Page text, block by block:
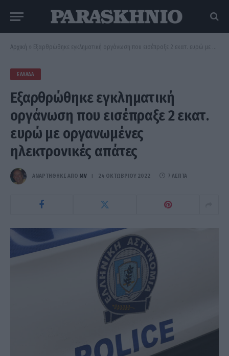
Αρχική » Εξαρθρώθηκε εγκληματική οργάνωση που εισέπραξε 2 εκατ. ευρώ με οργανωμένες ηλεκτρονικές απάτες
ΕΛΛΆΔΑ
Εξαρθρώθηκε εγκληματική
οργάνωση που εισέπραξε 2 εκατ.
ευρώ με οργανωμένες
ηλεκτρονικές απάτες
ΑΝΑΡΤΗΘΗΚΕ ΑΠΟ MV 24 ΟΚΤΩΒΡΊΟΥ 2022 7 ΛΕΠΤΆ